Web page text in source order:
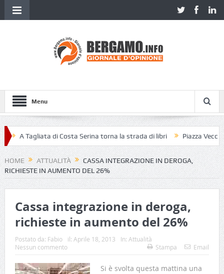
Menu
A Tagliata di Costa Serina torna la strada di libri Piazza Vecchia
HOME ATTUALITÀ
CASSA INTEGRAZIONE IN DEROGA,
RICHIESTE IN AUMENTO DEL 26%
Cassa integrazione in deroga,
richieste in aumento del 26%
Postato da: Fabio il: Aprile 18, 2013 In: Attualità
Nessun commento
Stampa Email
Si è svolta questa mattina una